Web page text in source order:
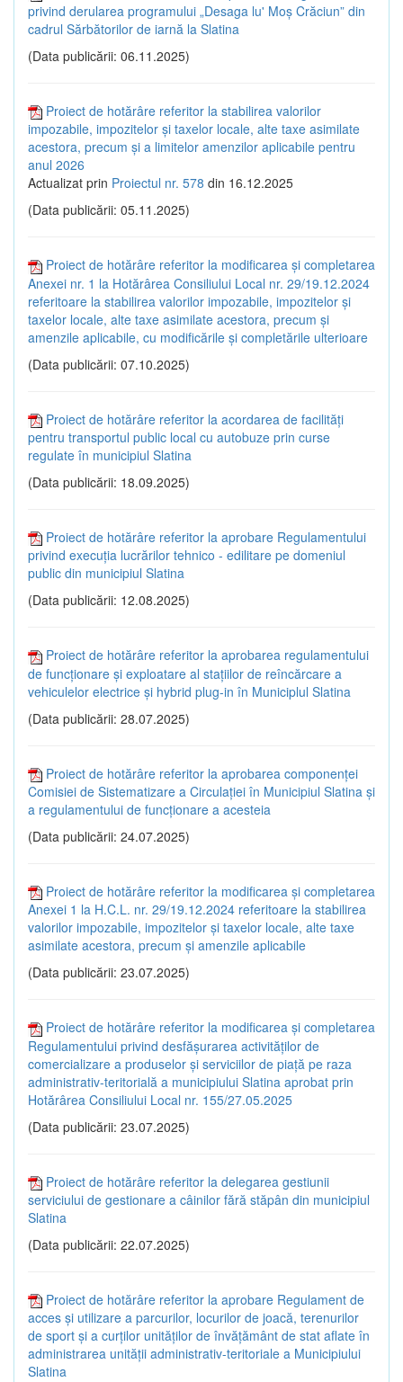
privind derularea programului „Desaga lu' Moș Crăciun” din
cadrul Sărbătorilor de iarnă la Slatina
(Data publicării: 06.11.2025)
Proiect de hotărâre referitor la stabilirea valorilor
impozabile, impozitelor și taxelor locale, alte taxe asimilate
acestora, precum și a limitelor amenzilor aplicabile pentru
anul 2026
Actualizat prin Proiectul nr. 578 din 16.12.2025
(Data publicării: 05.11.2025)
Proiect de hotărâre referitor la modificarea și completarea
Anexei nr. 1 la Hotărârea Consiliului Local nr. 29/19.12.2024
referitoare la stabilirea valorilor impozabile, impozitelor și
taxelor locale, alte taxe asimilate acestora, precum și
amenzile aplicabile, cu modificările și completările ulterioare
(Data publicării: 07.10.2025)
Proiect de hotărâre referitor la acordarea de facilități
pentru transportul public local cu autobuze prin curse
regulate în municipiul Slatina
(Data publicării: 18.09.2025)
Proiect de hotărâre referitor la aprobare Regulamentului
privind execuţia lucrărilor tehnico - edilitare pe domeniul
public din municipiul Slatina
(Data publicării: 12.08.2025)
Proiect de hotărâre referitor la aprobarea regulamentului
de funcţionare şi exploatare al staţiilor de reîncărcare a
vehiculelor electrice şi hybrid plug-in în Municiplul Slatina
(Data publicării: 28.07.2025)
Proiect de hotărâre referitor la aprobarea componenţei
Comisiei de Sistematizare a Circulaţiei în Municipiul Slatina și
a regulamentului de funcţionare a acesteia
(Data publicării: 24.07.2025)
Proiect de hotărâre referitor la modificarea și completarea
Anexei 1 la H.C.L. nr. 29/19.12.2024 referitoare la stabilirea
valorilor impozabile, impozitelor și taxelor locale, alte taxe
asimilate acestora, precum și amenzile aplicabile
(Data publicării: 23.07.2025)
Proiect de hotărâre referitor la modificarea și completarea
Regulamentului privind desfășurarea activităților de
comercializare a produselor și serviciilor de piață pe raza
administrativ-teritorială a municipiului Slatina aprobat prin
Hotărârea Consiliului Local nr. 155/27.05.2025
(Data publicării: 23.07.2025)
Proiect de hotărâre referitor la delegarea gestiunii
serviciului de gestionare a câinilor fără stăpân din municipiul
Slatina
(Data publicării: 22.07.2025)
Proiect de hotărâre referitor la aprobare Regulament de
acces și utilizare a parcurilor, locurilor de joacă, terenurilor
de sport și a curților unităților de învățământ de stat aflate în
administrarea unității administrativ-teritoriale a Municipiului
Slatina